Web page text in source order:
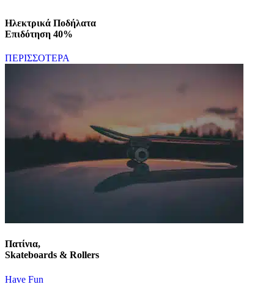
Ηλεκτρικά Ποδήλατα
Επιδότηση 40%
ΠΕΡΙΣΣΟΤΕΡΑ
Πατίνια,
Skateboards & Rollers
Have Fun